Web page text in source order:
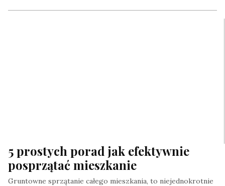
5 prostych porad jak efektywnie
posprzątać mieszkanie
Gruntowne sprzątanie całego mieszkania, to niejednokrotnie